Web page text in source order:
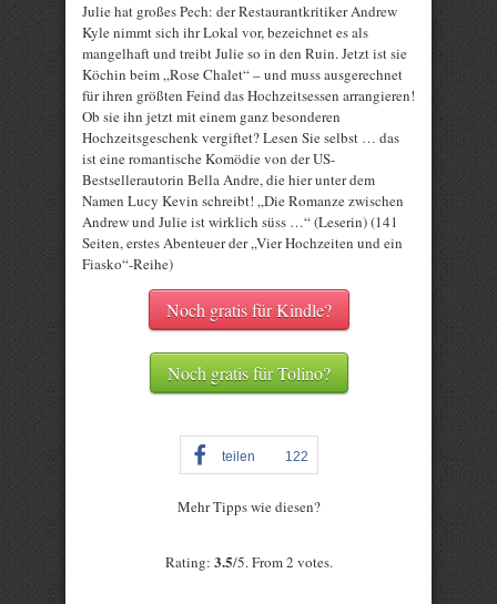
Julie hat großes Pech: der Restaurantkritiker Andrew
Kyle nimmt sich ihr Lokal vor, bezeichnet es als
mangelhaft und treibt Julie so in den Ruin. Jetzt ist sie
Köchin beim „Rose Chalet“ – und muss ausgerechnet
für ihren größten Feind das Hochzeitsessen arrangieren!
Ob sie ihn jetzt mit einem ganz besonderen
Hochzeitsgeschenk vergiftet? Lesen Sie selbst … das
ist eine romantische Komödie von der US-
Bestsellerautorin Bella Andre, die hier unter dem
Namen Lucy Kevin schreibt! „Die Romanze zwischen
Andrew und Julie ist wirklich süss …“ (Leserin) (141
Seiten, erstes Abenteuer der „Vier Hochzeiten und ein
Fiasko“-Reihe)
Noch gratis für Kindle?
Noch gratis für Tolino?
teilen 122
Mehr Tipps wie diesen?
Rating: 3.5/5. From 2 votes.